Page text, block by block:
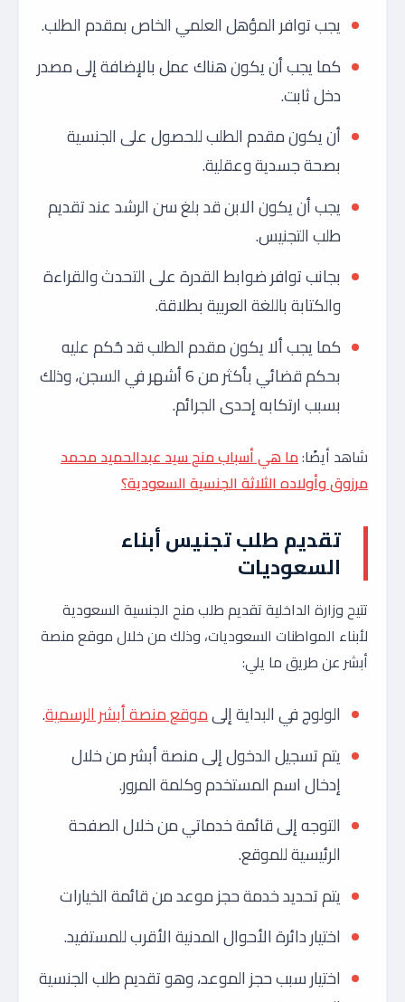
يجب توافر المؤهل العلمي الخاص بمقدم الطلب.
كما يجب أن يكون هناك عمل بالإضافة إلى مصدر
دخل ثابت.
أن يكون مقدم الطلب للحصول على الجنسية
بصحة جسدية وعقلية.
يجب أن يكون الابن قد بلغ سن الرشد عند تقديم
طلب التجنيس.
بجانب توافر ضوابط القدرة على التحدث والقراءة
والكتابة باللغة العربية بطلاقة.
كما يجب ألا يكون مقدم الطلب قد حُكم عليه
بحكم قضائي بأكثر من 6 أشهر في السجن، وذلك
بسبب ارتكابه إحدى الجرائم.
شاهد أيضًا:ما هي أسباب منح سيد عبدالحميد محمد
مرزوق وأولاده الثلاثة الجنسية السعودية؟
تقديم طلب تجنيس أبناء
السعوديات
تتيح وزارة الداخلية تقديم طلب منح الجنسية السعودية
لأبناء المواطنات السعوديات، وذلك من خلال موقع منصة
أبشر عن طريق ما يلي:
الولوج في البداية إلىموقع منصة أبشر الرسمية.
يتم تسجيل الدخول إلى منصة أبشر من خلال
إدخال اسم المستخدم وكلمة المرور.
التوجه إلى قائمة خدماتي من خلال الصفحة
الرئيسية للموقع.
يتم تحديد خدمة حجز موعد من قائمة الخيارات
اختيار دائرة الأحوال المدنية الأقرب للمستفيد.
اختيار سبب حجز الموعد، وهو تقديم طلب الجنسية